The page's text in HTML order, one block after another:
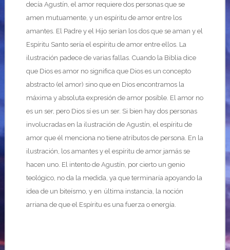
decía Agustín, el amor requiere dos personas que se
amen mutuamente, y un espíritu de amor entre los
amantes. El Padre y el Hijo serían los dos que se aman y el
Espíritu Santo sería el espíritu de amor entre ellos. La
ilustración padece de varias fallas. Cuando la Biblia dice
que Dios es amor no significa que Dios es un concepto
abstracto (el amor) sino que en Dios encontramos la
máxima y absoluta expresión de amor posible. El amor no
es un ser, pero Dios sí es un ser. Si bien hay dos personas
involucradas en la ilustración de Agustín, el espíritu de
amor que él menciona no tiene atributos de persona. En la
ilustración, los amantes y el espíritu de amor jamás se
hacen uno. El intento de Agustín, por cierto un genio
teológico, no da la medida, ya que terminaría apoyando la
idea de un biteísmo, y en última instancia, la noción
arriana de que el Espíritu es una fuerza o energía.